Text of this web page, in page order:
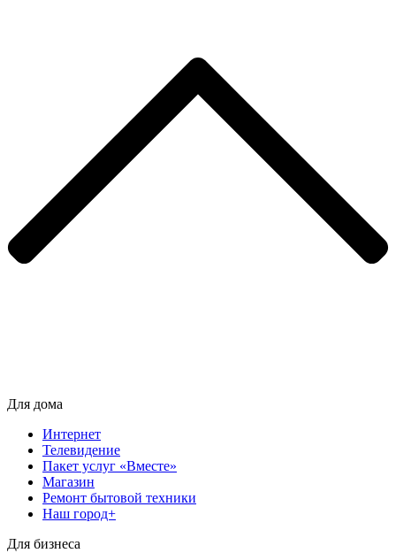
Для дома
Интернет
Телевидение
Пакет услуг «Вместе»
Магазин
Ремонт бытовой техники
Наш город+
Для бизнеса